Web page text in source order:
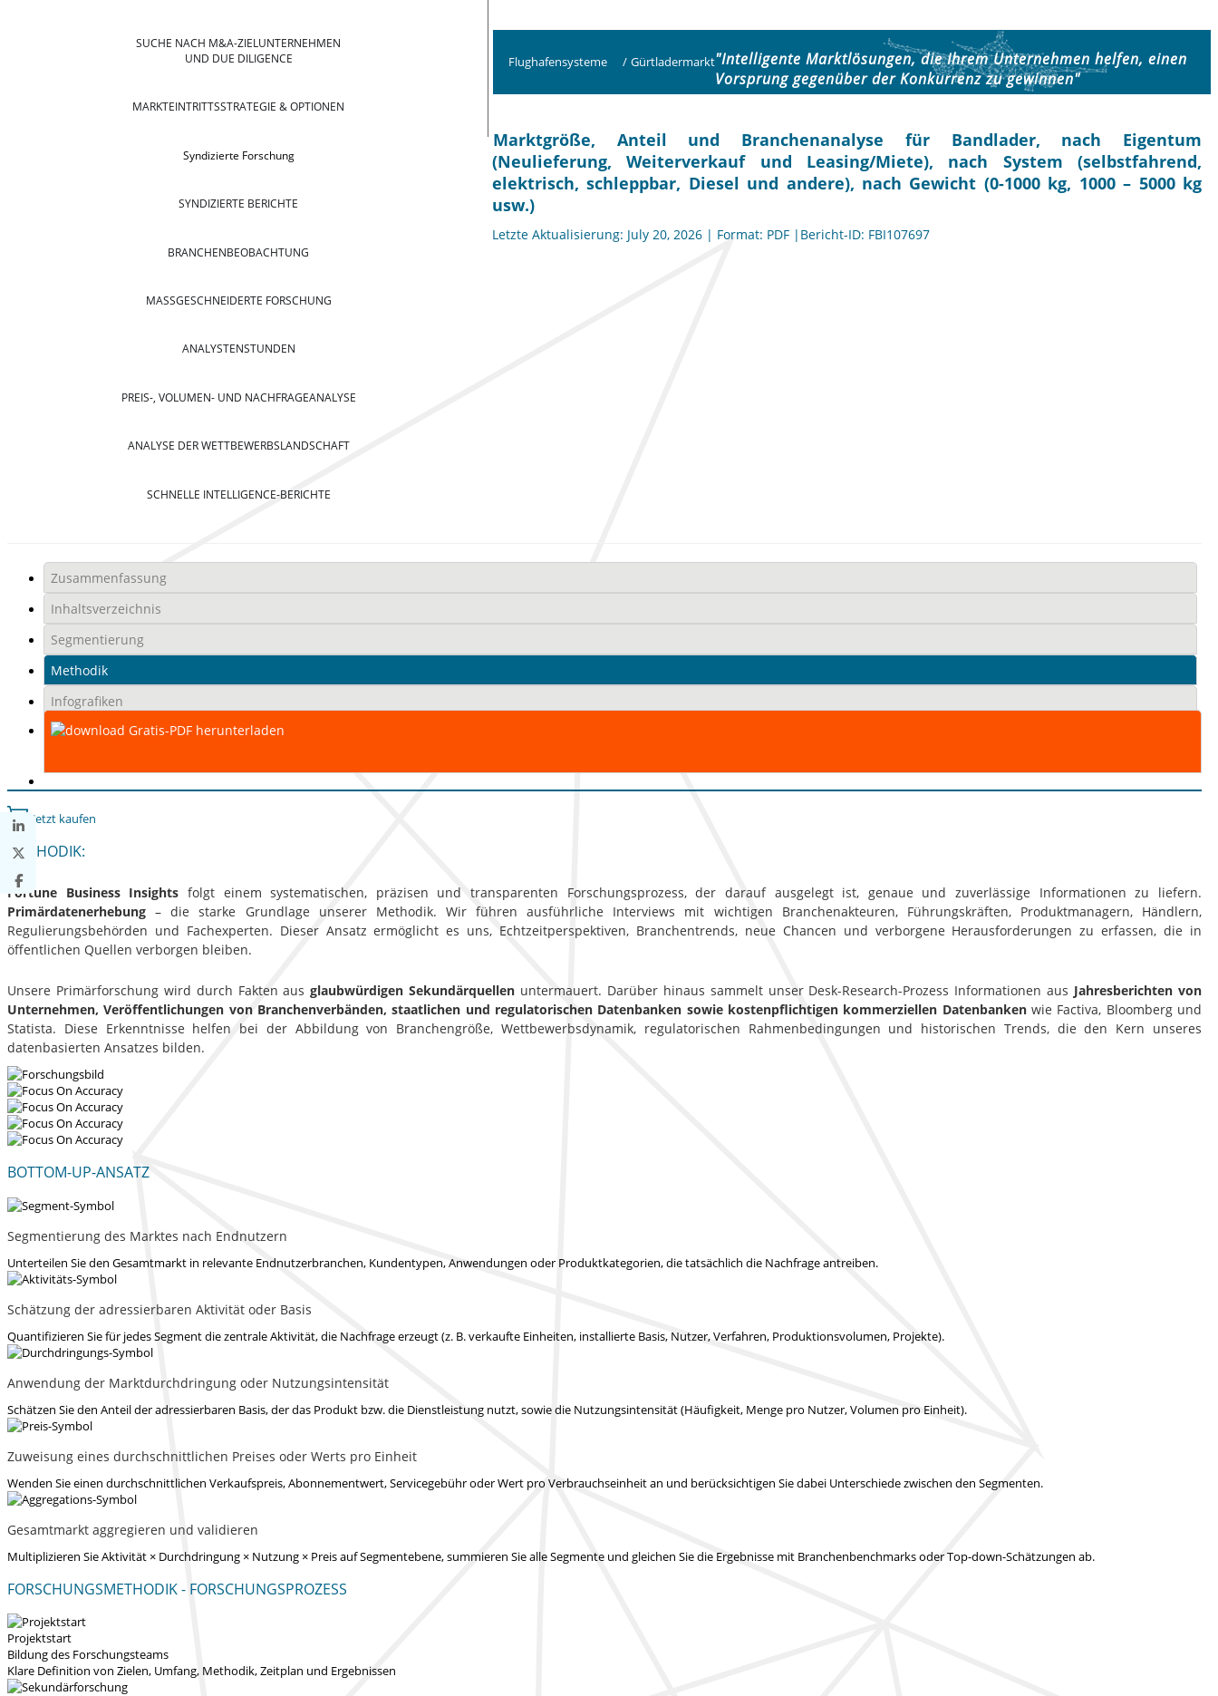
SUCHE NACH M&A-ZIELUNTERNEHMEN
UND DUE DILIGENCE
MARKTEINTRITTSSTRATEGIE & OPTIONEN
Syndizierte Forschung
SYNDIZIERTE BERICHTE
BRANCHENBEOBACHTUNG
MASSGESCHNEIDERTE FORSCHUNG
ANALYSTENSTUNDEN
PREIS-, VOLUMEN- UND NACHFRAGEANALYSE
ANALYSE DER WETTBEWERBSLANDSCHAFT
SCHNELLE INTELLIGENCE-BERICHTE
Flughafensysteme / Gürtladermarkt"Intelligente Marktlösungen, die Ihrem Unternehmen helfen, einen
Vorsprung gegenüber der Konkurrenz zu gewinnen"
Marktgröße, Anteil und Branchenanalyse für Bandlader, nach Eigentum
(Neulieferung, Weiterverkauf und Leasing/Miete), nach System (selbstfahrend,
elektrisch, schleppbar, Diesel und andere), nach Gewicht (0-1000 kg, 1000 – 5000 kg
usw.)
Letzte Aktualisierung: July 20, 2026 | Format: PDF |Bericht-ID: FBI107697
Zusammenfassung
Inhaltsverzeichnis
Segmentierung
Methodik
Infografiken
Gratis-PDF herunterladen
Jetzt kaufen
METHODIK:
Fortune Business Insights folgt einem systematischen, präzisen und transparenten Forschungsprozess, der darauf ausgelegt ist, genaue und zuverlässige Informationen zu liefern.
Primärdatenerhebung – die starke Grundlage unserer Methodik. Wir führen ausführliche Interviews mit wichtigen Branchenakteuren, Führungskräften, Produktmanagern, Händlern,
Regulierungsbehörden und Fachexperten. Dieser Ansatz ermöglicht es uns, Echtzeitperspektiven, Branchentrends, neue Chancen und verborgene Herausforderungen zu erfassen, die in
öffentlichen Quellen verborgen bleiben.
Unsere Primärforschung wird durch Fakten ausglaubwürdigen Sekundärquellen untermauert. Darüber hinaus sammelt unser Desk-Research-Prozess Informationen aus Jahresberichten von
Unternehmen, Veröffentlichungen von Branchenverbänden, staatlichen und regulatorischen Datenbanken sowie kostenpflichtigen kommerziellen Datenbankenwie Factiva, Bloomberg und
Statista. Diese Erkenntnisse helfen bei der Abbildung von Branchengröße, Wettbewerbsdynamik, regulatorischen Rahmenbedingungen und historischen Trends, die den Kern unseres
datenbasierten Ansatzes bilden.
BOTTOM-UP-ANSATZ
Segmentierung des Marktes nach Endnutzern
Unterteilen Sie den Gesamtmarkt in relevante Endnutzerbranchen, Kundentypen, Anwendungen oder Produktkategorien, die tatsächlich die Nachfrage antreiben.
Schätzung der adressierbaren Aktivität oder Basis
Quantifizieren Sie für jedes Segment die zentrale Aktivität, die Nachfrage erzeugt (z. B. verkaufte Einheiten, installierte Basis, Nutzer, Verfahren, Produktionsvolumen, Projekte).
Anwendung der Marktdurchdringung oder Nutzungsintensität
Schätzen Sie den Anteil der adressierbaren Basis, der das Produkt bzw. die Dienstleistung nutzt, sowie die Nutzungsintensität (Häufigkeit, Menge pro Nutzer, Volumen pro Einheit).
Zuweisung eines durchschnittlichen Preises oder Werts pro Einheit
Wenden Sie einen durchschnittlichen Verkaufspreis, Abonnementwert, Servicegebühr oder Wert pro Verbrauchseinheit an und berücksichtigen Sie dabei Unterschiede zwischen den Segmenten.
Gesamtmarkt aggregieren und validieren
Multiplizieren Sie Aktivität × Durchdringung × Nutzung × Preis auf Segmentebene, summieren Sie alle Segmente und gleichen Sie die Ergebnisse mit Branchenbenchmarks oder Top-down-Schätzungen ab.
FORSCHUNGSMETHODIK - FORSCHUNGSPROZESS
Projektstart
Bildung des Forschungsteams
Klare Definition von Zielen, Umfang, Methodik, Zeitplan und Ergebnissen